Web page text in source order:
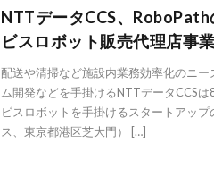
NTTデータCCS、
ビスロボット販売代理店事
配送や清掃など施設内業務効率化のニー
ム開発などを手掛けるNTTデータCCS
ビスロボットを手掛けるスタートアッ
ス、東京都港区芝大門） […]